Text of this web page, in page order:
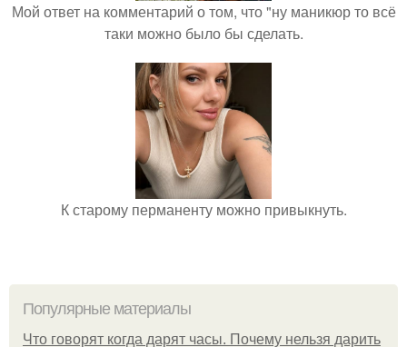
Мой ответ на комментарий о том, что "ну маникюр то всё
таки можно было бы сделать.
К старому перманенту можно привыкнуть.
Популярные материалы
Что говорят когда дарят часы. Почему нельзя дарить